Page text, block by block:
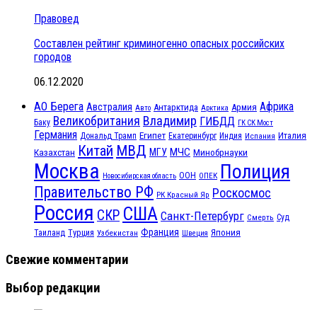
Правовед
Составлен рейтинг криминогенно опасных российских
городов
06.12.2020
АО Берега Австралия Авто Антарктида Арктика Армия Африка
Баку Великобритания Владимир ГИБДД ГК СК Мост
Германия Дональд Трамп Египет Екатеринбург Индия Испания Италия
Казахстан Китай МВД МГУ МЧС Минобрнауки
Москва Новосибирская область ООН ОПЕК Полиция
Правительство РФ РК Красный Яр Роскосмос
Россия СКР США Санкт-Петербург Смерть Суд
Таиланд Турция Узбекистан Франция Швеция Япония
Свежие комментарии
Выбор редакции